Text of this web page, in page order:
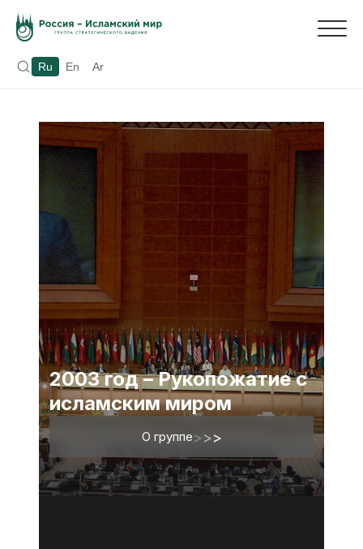
Ru En Ar
2003 год – Рукопожатие с
исламским миром
О группе>>>